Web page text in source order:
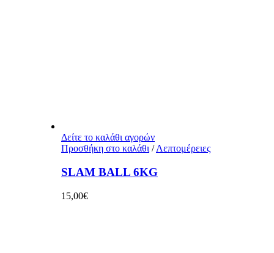
Δείτε το καλάθι αγορών
Προσθήκη στο καλάθι / Λεπτομέρειες
SLAM BALL 6KG
15,00€